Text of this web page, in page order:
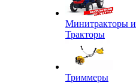
Минитракторы и
Тракторы
Триммеры